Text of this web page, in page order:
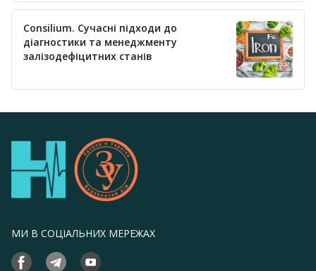
Consilium. Сучасні підходи до
діагностики та менеджменту
залізодефіцитних станів
МИ В СОЦІАЛЬНИХ МЕРЕЖАХ